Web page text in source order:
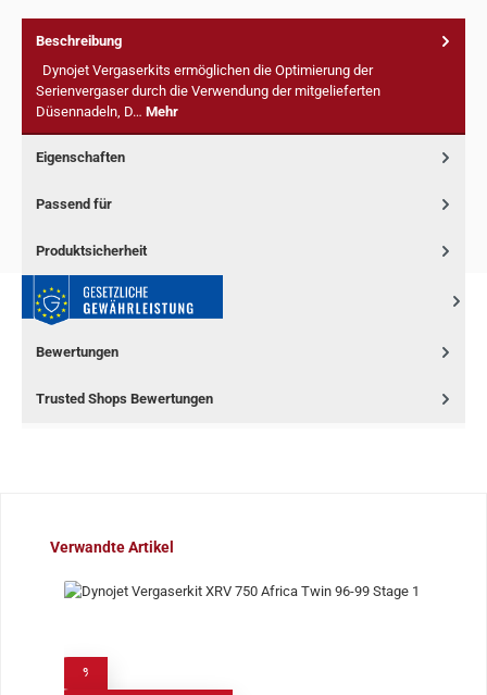
Beschreibung
Dynojet Vergaserkits ermöglichen die Optimierung der
Serienvergaser durch die Verwendung der mitgelieferten
Düsennadeln, D… Mehr
Eigenschaften
Passend für
Produktsicherheit
Bewertungen
Trusted Shops Bewertungen
Produktgalerie überspringen
Verwandte Artikel